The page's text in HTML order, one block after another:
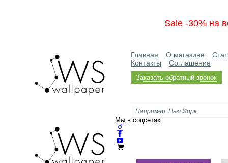
Sale -30% на
Главная О магазине
Контакты
Соглашение
Заказать обратный звонок
Мы в соцсетях: